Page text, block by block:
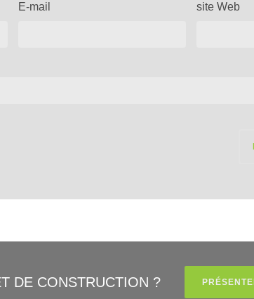
E-mail site Web
DE CONSTRUCTION ?